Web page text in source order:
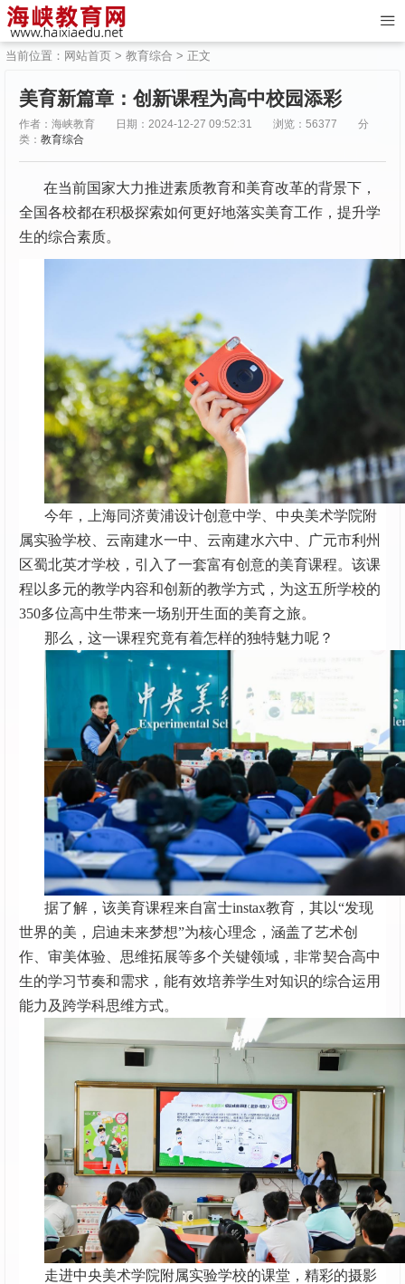
当前位置： 网站首页 > 教育综合 > 正文
美育新篇章：创新课程为高中校园添彩
作者：海峡教育 日期：2024-12-27 09:52:31 浏览：56377
分
类： 教育综合
在当前国家大力推进素质教育和美育改革的背景下，
全国各校都在积极探索如何更好地落实美育工作，提升学
生的综合素质。
今年，上海同济黄浦设计创意中学、中央美术学院附
属实验学校、云南建水一中、云南建水六中、广元市利州
区蜀北英才学校，引入了一套富有创意的美育课程。该课
程以多元的教学内容和创新的教学方式，为这五所学校的
350多位高中生带来一场别开生面的美育之旅。
那么，这一课程究竟有着怎样的独特魅力呢？
据了解，该美育课程来自富士instax教育，其以“发现
世界的美，启迪未来梦想”为核心理念，涵盖了艺术创
作、审美体验、思维拓展等多个关键领域，非常契合高中
生的学习节奏和需求，能有效培养学生对知识的综合运用
能力及跨学科思维方式。
走进中央美术学院附属实验学校的课堂，精彩的摄影